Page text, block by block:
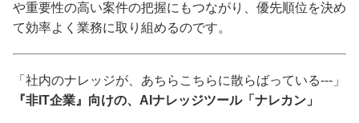
や重要性の高い案件の把握にもつながり、優先順位を決め
て効率よく業務に取り組めるのです。
「社内のナレッジが、あちらこちらに散らばっている---」
『非IT企業』向けの、AIナレッジツール「ナレカン」